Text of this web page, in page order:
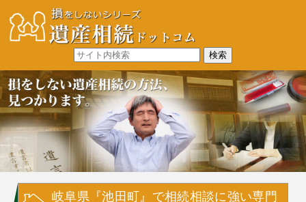
岐阜県『池田町』で相続相談に強い専門